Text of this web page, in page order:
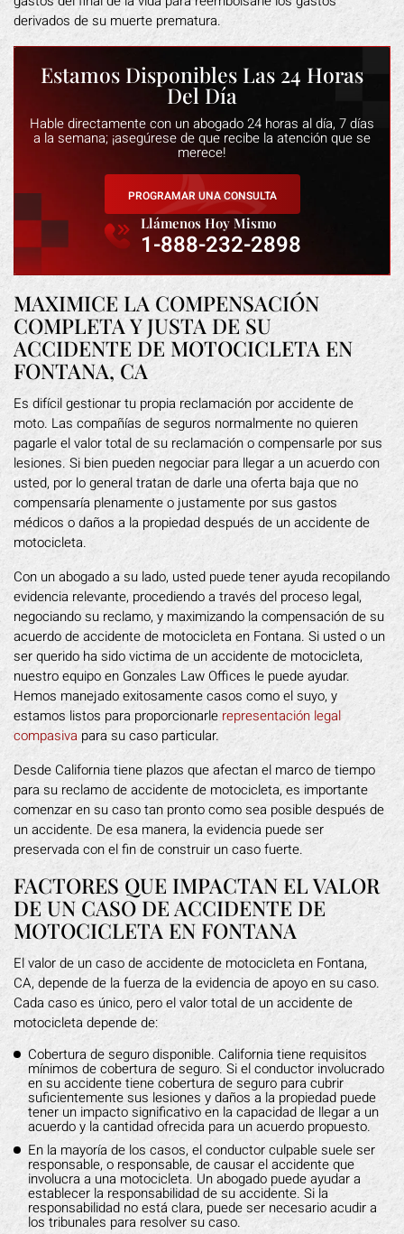
derivados de su muerte prematura.
Estamos Disponibles Las 24 Horas
Del Día
Hable directamente con un abogado 24 horas al día, 7 días
a la semana; ¡asegúrese de que recibe la atención que se
merece!
PROGRAMAR UNA CONSULTA
Llámenos Hoy Mismo
1-888-232-2898
MAXIMICE LA COMPENSACIÓN
COMPLETA Y JUSTA DE SU
ACCIDENTE DE MOTOCICLETA EN
FONTANA, CA
Es difícil gestionar tu propia reclamación por accidente de
moto. Las compañías de seguros normalmente no quieren
pagarle el valor total de su reclamación o compensarle por sus
lesiones. Si bien pueden negociar para llegar a un acuerdo con
usted, por lo general tratan de darle una oferta baja que no
compensaría plenamente o justamente por sus gastos
médicos o daños a la propiedad después de un accidente de
motocicleta.
Con un abogado a su lado, usted puede tener ayuda recopilando
evidencia relevante, procediendo a través del proceso legal,
negociando su reclamo, y maximizando la compensación de su
acuerdo de accidente de motocicleta en Fontana. Si usted o un
ser querido ha sido victima de un accidente de motocicleta,
nuestro equipo en Gonzales Law Offices le puede ayudar.
Hemos manejado exitosamente casos como el suyo, y
estamos listos para proporcionarle representación legal
compasiva para su caso particular.
Desde California tiene plazos que afectan el marco de tiempo
para su reclamo de accidente de motocicleta, es importante
comenzar en su caso tan pronto como sea posible después de
un accidente. De esa manera, la evidencia puede ser
preservada con el fin de construir un caso fuerte.
FACTORES QUE IMPACTAN EL VALOR
DE UN CASO DE ACCIDENTE DE
MOTOCICLETA EN FONTANA
El valor de un caso de accidente de motocicleta en Fontana,
CA, depende de la fuerza de la evidencia de apoyo en su caso.
Cada caso es único, pero el valor total de un accidente de
motocicleta depende de:
Cobertura de seguro disponible. California tiene requisitos
mínimos de cobertura de seguro. Si el conductor involucrado
en su accidente tiene cobertura de seguro para cubrir
suficientemente sus lesiones y daños a la propiedad puede
tener un impacto significativo en la capacidad de llegar a un
acuerdo y la cantidad ofrecida para un acuerdo propuesto.
En la mayoría de los casos, el conductor culpable suele ser
responsable, o responsable, de causar el accidente que
involucra a una motocicleta. Un abogado puede ayudar a
establecer la responsabilidad de su accidente. Si la
responsabilidad no está clara, puede ser necesario acudir a
los tribunales para resolver su caso.